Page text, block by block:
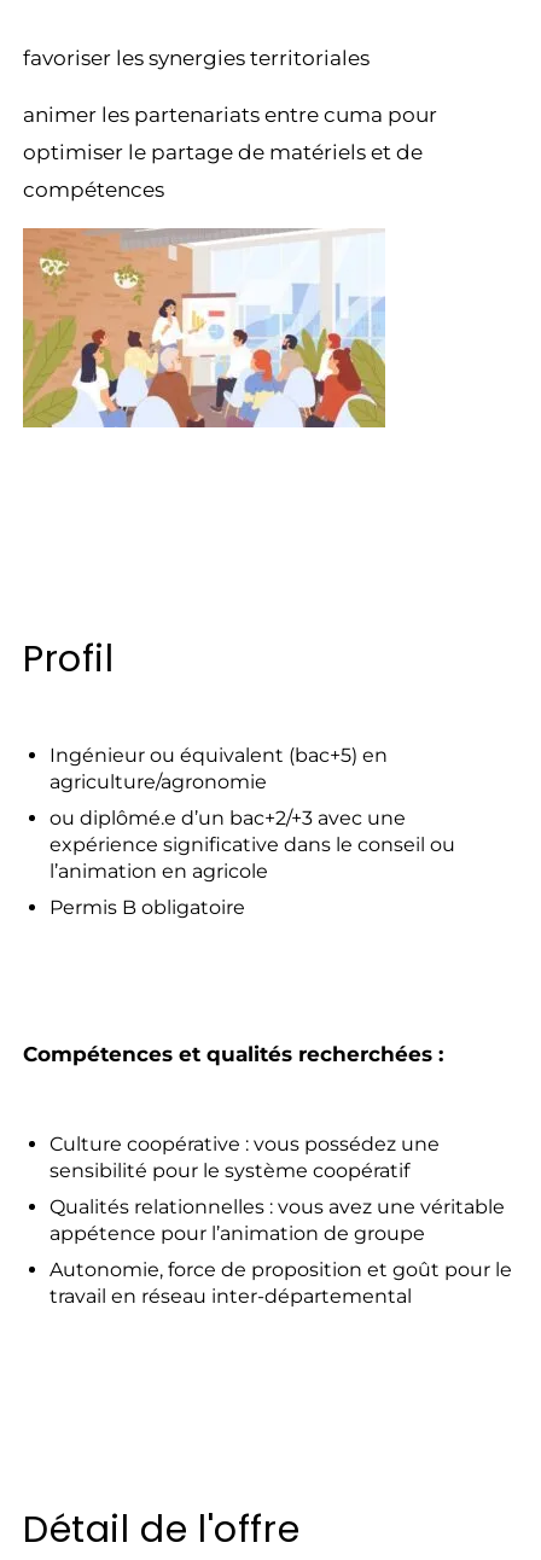
favoriser les synergies territoriales
animer les partenariats entre cuma pour
optimiser le partage de matériels et de
compétences
Profil
Ingénieur ou équivalent (bac+5) en
agriculture/agronomie
ou diplômé.e d’un bac+2/+3 avec une
expérience significative dans le conseil ou
l’animation en agricole
Permis B obligatoire
Compétences et qualités recherchées :
Culture coopérative : vous possédez une
sensibilité pour le système coopératif
Qualités relationnelles : vous avez une véritable
appétence pour l’animation de groupe
Autonomie, force de proposition et goût pour le
travail en réseau inter-départemental
Détail de l'offre